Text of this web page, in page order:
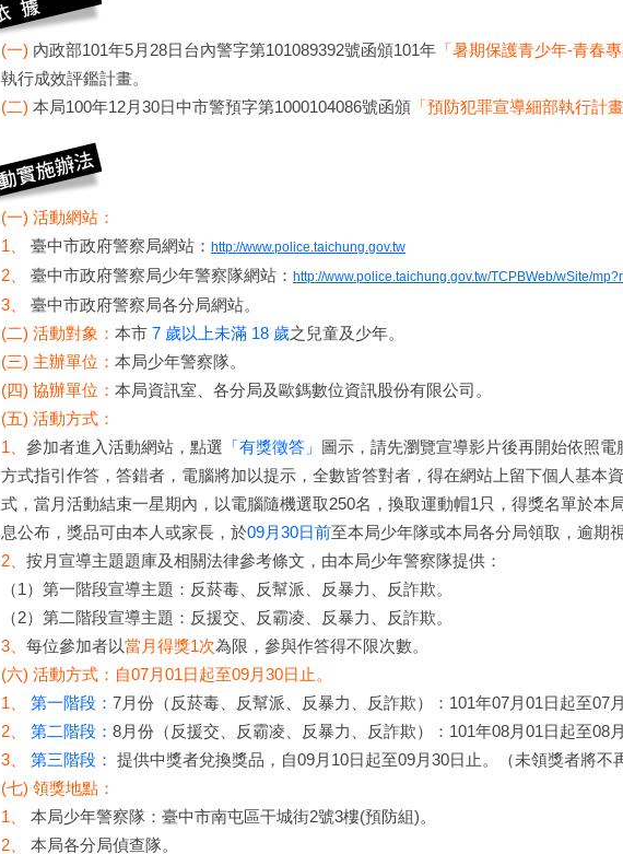
(一) 內政部101年5月28日台內警字第101089392號函頒101年 「暑期保護青少年-青春專
執行成效評鑑計畫。
(二) 本局100年12月30日中市警預字第1000104086號函頒 「預防犯罪宣導細部執行計畫
(一) 活動網站：
1、
臺中市政府警察局網站： http://www.police.taichung.gov.tw
2、 臺中市政府警察局少年警察隊網站： http://www.police.taichung.gov.tw/TCPBWeb/wSite/
3、
臺中市政府警察局各分局網站。
(二) 活動對象： 本市 7 歲以上未滿 18 歲之兒童及少年。
(三) 主辦單位： 本局少年警察隊。
(四) 協辦單位： 本局資訊室、各分局及歐鎷數位資訊股份有限公司。
(五) 活動方式：
1、 參加者進入活動網站，點選 「有獎徵答」 圖示，請先瀏覽宣導影片後再開始依照電
方式指引作答，答錯者，電腦將加以提示，全數皆答對者，得在網站上留下個人基本
式，當月活動結束一星期內，以電腦隨機選取250名，換取運動帽1只，得獎名單於本
息公布，獎品可由本人或家長，於09月30日前至本局少年隊或本局各分局領取，逾期視
2、 按月宣導主題題庫及相關法律參考條文，由本局少年警察隊提供：
（1）第一階段宣導主題：反菸毒、反幫派、反暴力、反詐欺。
（2）第二階段宣導主題：反援交、反霸凌、反暴力、反詐欺。
3、 每位參加者以當月得獎1次為限，參與作答得不限次數。
(六) 活動方式：自07月01日起至09月30日止。
1、
第一階段： 7月份（反菸毒、反幫派、反暴力、反詐欺）：101年07月01日起至07月
2、
第二階段： 8月份（反援交、反霸凌、反暴力、反詐欺）：101年08月01日起至08月
3、
第三階段： 提供中獎者兌換獎品，自09月10日起至09月30日止。（未領獎者將不
(七) 領獎地點：
1、 本局少年警察隊：臺中市南屯區干城街2號3樓(預防組)。
2、
本局各分局偵查隊。